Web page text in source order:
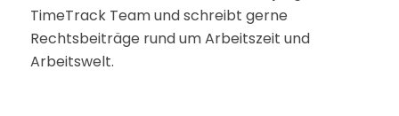
TimeTrack Team und schreibt gerne
Rechtsbeiträge rund um Arbeitszeit und
Arbeitswelt.